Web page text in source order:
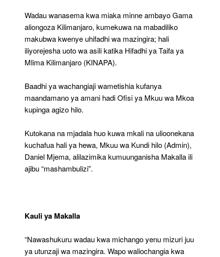
Wadau wanasema kwa miaka minne ambayo Gama
aliongoza Kilimanjaro, kumekuwa na mabadiliko
makubwa kwenye uhifadhi wa mazingira; hali
iliyorejesha uoto wa asili katika Hifadhi ya Taifa ya
Mlima Kilimanjaro (KINAPA).
Baadhi ya wachangiaji wametishia kufanya
maandamano ya amani hadi Ofisi ya Mkuu wa Mkoa
kupinga agizo hilo.
Kutokana na mjadala huo kuwa mkali na ulioonekana
kuchafua hali ya hewa, Mkuu wa Kundi hilo (Admin),
Daniel Mjema, alilazimika kumuunganisha Makalla ili
ajibu “mashambulizi”.
Kauli ya Makalla
“Nawashukuru wadau kwa michango yenu mizuri juu
ya utunzaji wa mazingira. Wapo waliochangia kwa